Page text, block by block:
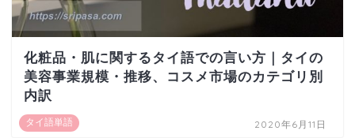
タイ語単語
化粧品・肌に関するタイ語での言い方｜タイの
美容事業規模・推移、コスメ市場のカテゴリ別
内訳
2020年6月11日